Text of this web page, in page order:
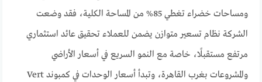
ومساحات خضراء تغطي 85% من المساحة الكلية، فقد وضعت
الشركة نظام تسعير متوازن يضمن للعملاء تحقيق عائد استثماري
مرتفع مستقبلًا، خاصة مع النمو السريع في أسعار الأراضي
والمشروعات بغرب القاهرة، وتبدأ أسعار الوحدات في كمبوند Vert